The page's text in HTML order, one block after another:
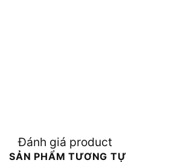
Đánh giá product
SẢN PHẨM TƯƠNG TỰ